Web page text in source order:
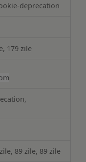
deprecation
179 zile
89 zile, 89 zile